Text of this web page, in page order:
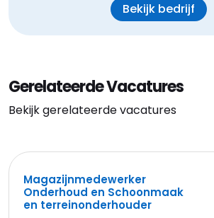
Bekijk bedrijf
Gerelateerde Vacatures
Bekijk gerelateerde vacatures
Magazijnmedewerker
Onderhoud en Schoonmaak
en terreinonderhouder